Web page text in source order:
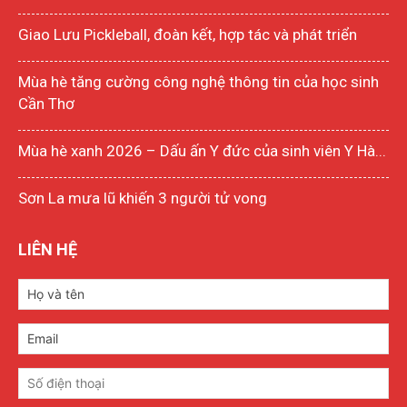
Giao Lưu Pickleball, đoàn kết, hợp tác và phát triển
Mùa hè tăng cường công nghệ thông tin của học sinh
Cần Thơ
Mùa hè xanh 2026 – Dấu ấn Y đức của sinh viên Y Hà...
Sơn La mưa lũ khiến 3 người tử vong
LIÊN HỆ